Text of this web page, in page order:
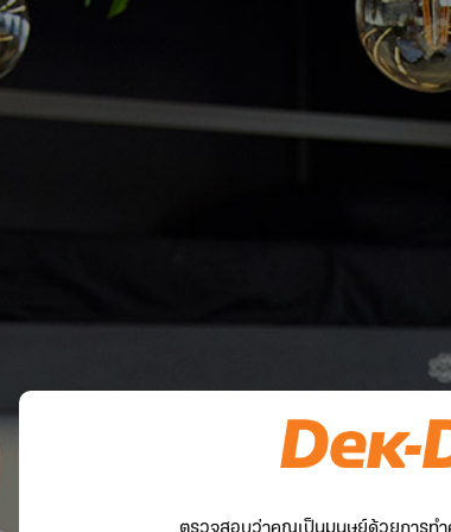
ตรวจสอบว่าคุณเป็นมนุษย์ด้วยการทำ